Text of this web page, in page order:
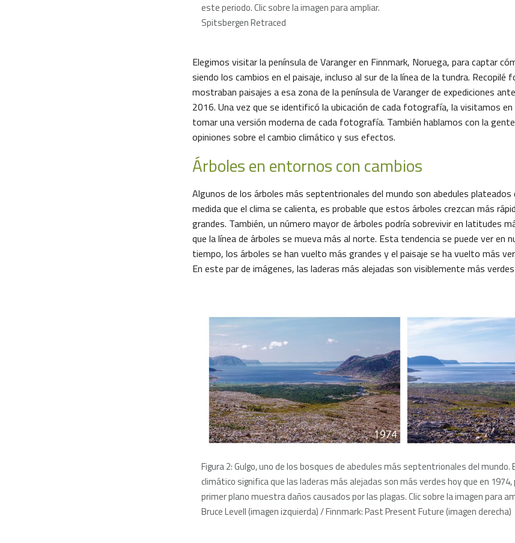
este periodo. Clic sobre la imagen para ampliar.
Spitsbergen Retraced
Elegimos visitar la península de Varanger en Finnmark, Noruega, para captar
siendo los cambios en el paisaje, incluso al sur de la línea de la tundra.
mostraban paisajes a esa zona de la península de Varanger de expediciones
2016. Una vez que se identificó la ubicación de cada fotografía, la visitamos
tomar una versión moderna de cada fotografía. También hablamos con la
opiniones sobre el cambio climático y sus efectos.
Árboles en entornos con cambios
Algunos de los árboles más septentrionales del mundo son abedules plateados
medida que el clima se calienta, es probable que estos árboles crezcan más
grandes. También, un número mayor de árboles podría sobrevivir en latitudes
que la línea de árboles se mueva más al norte. Esta tendencia se puede ver en
tiempo, los árboles se han vuelto más grandes y el paisaje se ha vuelto más
En este par de imágenes, las laderas más alejadas son visiblemente más
Figura 2: Gulgo, uno de los bosques de abedules más septentrionales del
climático significa que las laderas más alejadas son más verdes hoy que en 1974,
primer plano muestra daños causados por las plagas. Clic sobre la imagen para
Bruce Levell (imagen izquierda) / Finnmark: Past Present Future (imagen derecha)